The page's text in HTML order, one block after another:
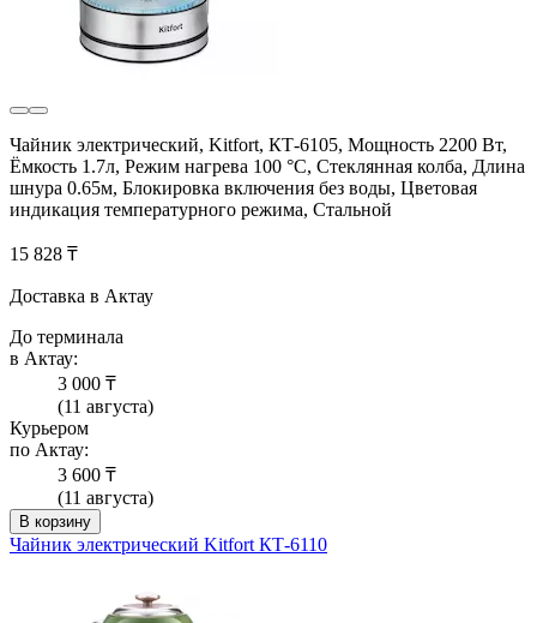
Чайник электрический, Kitfort, КТ-6105, Мощность 2200 Вт,
Ёмкость 1.7л, Режим нагрева 100 °С, Стеклянная колба, Длина
шнура 0.65м, Блокировка включения без воды, Цветовая
индикация температурного режима, Стальной
15 828 ₸
Доставка в Актау
До терминала
в Актау:
3 000 ₸
(11 августа)
Курьером
по Актау:
3 600 ₸
(11 августа)
В корзину
Чайник электрический Kitfort КТ-6110